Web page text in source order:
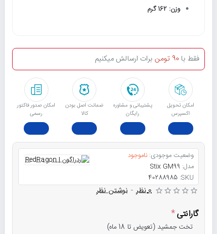
وزن: 162 گرم
امکان تحویل
اکسپرس
پشتیبانی و مشاوره
رایگان
ﺿﻤﺎﻧﺖ اﺻﻞ ﺑﻮدن
ﮐﺎﻟﺎ
امکان صدور فاکتور
رسمی
فقط با 90 تومن برات ارسالش میکنیم
وضعیت موجودی: ناموجود
مدل: Stix GM99
SKU:
40288985
0 نظر - نوشتن نظر
گارانتی
تخت جمشید (تعویض تا 18 ماه)